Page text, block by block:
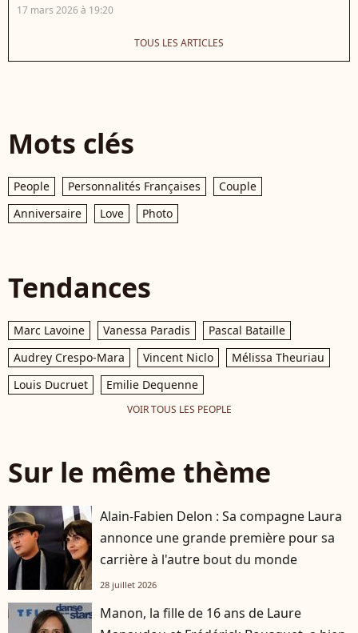
17 mars 2026 à 19:20
TOUS LES ARTICLES
Mots clés
People Personnalités Françaises
Couple
Anniversaire
Love Photo
Tendances
Marc Lavoine Vanessa Paradis
Pascal Bataille
Audrey Crespo-Mara
Vincent Niclo
Mélissa Theuriau
Louis Ducruet
Emilie Dequenne
VOIR TOUS LES PEOPLE
Sur le même thème
Alain-Fabien Delon : Sa compagne Laura
annonce une grande première pour sa
carrière à l'autre bout du monde
28 juillet 2026
Manon, la fille de 16 ans de Laure